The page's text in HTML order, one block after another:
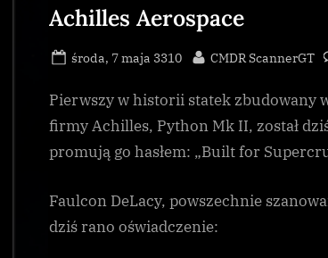
Achilles Aerospace
Posted
środa, 7 maja 3310 By
CMDR ScannerGT
Pierwszy w historii statek zbudowany
firmy Achilles, Python Mk II, został
promują go hasłem: „Built for
Faulcon DeLacy, powszechnie
dziś rano oświadczenie: